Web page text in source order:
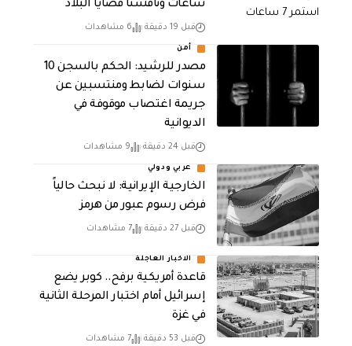
ساعات وناقشنا قضايا البلاد
قبل 19 دقيقة 6 مشاهدات
أمن
مصدر للرشيد: الحكم بالسجن 10
سنوات لضابط ومنتسبين عن
جريمة اغتصاب موقوفة في
الديوانية
قبل 24 دقيقة 9 مشاهدات
عربي ودولي
الخارجية الإيرانية: لا نبحث حالياً
فرض رسوم عبور من هرمز
قبل 27 دقيقة 7 مشاهدات
الاخبار العاجلة
قاعدة أمريكية برفح.. كوبر يضع
إسرائيل أمام اختبار المرحلة الثانية
في غزة
قبل 53 دقيقة 7 مشاهدات